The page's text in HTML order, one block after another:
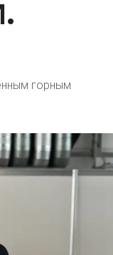
горным